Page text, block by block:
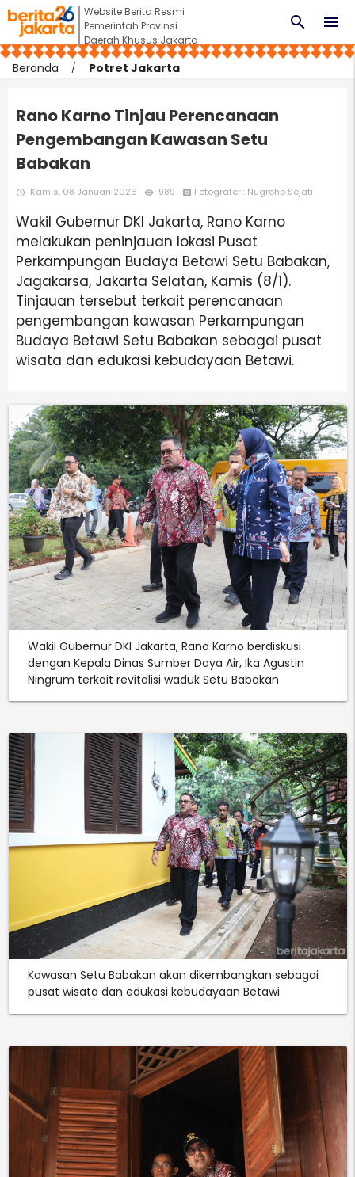
Website Berita Resmi
Pemerintah Provinsi
Daerah Khusus Jakarta
menu
search
Beranda Potret Jakarta
Rano Karno Tinjau Perencanaan
Pengembangan Kawasan Setu
Babakan
access_time Kamis, 08 Januari 2026 remove_red_eye 989 photo_camera Fotografer : Nugroho Sejati
Wakil Gubernur DKI Jakarta, Rano Karno
melakukan peninjauan lokasi Pusat
Perkampungan Budaya Betawi Setu Babakan,
Jagakarsa, Jakarta Selatan, Kamis (8/1).
Tinjauan tersebut terkait perencanaan
pengembangan kawasan Perkampungan
Budaya Betawi Setu Babakan sebagai pusat
wisata dan edukasi kebudayaan Betawi.
Wakil Gubernur DKI Jakarta, Rano Karno berdiskusi
dengan Kepala Dinas Sumber Daya Air, Ika Agustin
Ningrum terkait revitalisi waduk Setu Babakan
Kawasan Setu Babakan akan dikembangkan sebagai
pusat wisata dan edukasi kebudayaan Betawi